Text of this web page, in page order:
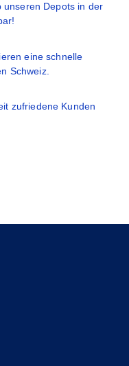
unseren Depots in der
eine schnelle
Schweiz.
zufriedene Kunden